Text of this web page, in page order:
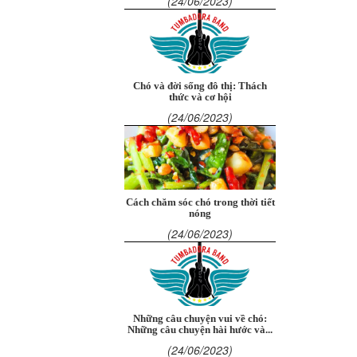
Chó và đời sống đô thị: Thách
thức và cơ hội
(24/06/2023)
Cách chăm sóc chó trong thời tiết
nóng
(24/06/2023)
Những câu chuyện vui về chó:
Những câu chuyện hài hước và...
(24/06/2023)